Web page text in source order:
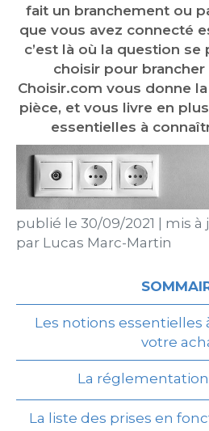
fait un branchement ou
que vous avez connecté
c’est là où la question
choisir pour brancher
Choisir.com vous donne
pièce, et vous livre en
essentielles à
publié le 30/09/2021 mis à
par Lucas Marc-Martin
Les notions essentielles
votre
La
La liste des prises en